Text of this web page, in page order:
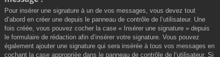
Pour insérer une signature à un de vos messages, vous devez tout
d’abord en créer une depuis le panneau de contrôle de l’utilisateur. Une
fois créée, vous pouvez cocher la case « Insérer une signature » depuis
le formulaire de rédaction afin d’insérer votre signature. Vous pouvez
également ajouter une signature qui sera insérée à tous vos messages en
cochant la case appropriée dans le panneau de contrôle de l’utilisateur. Si